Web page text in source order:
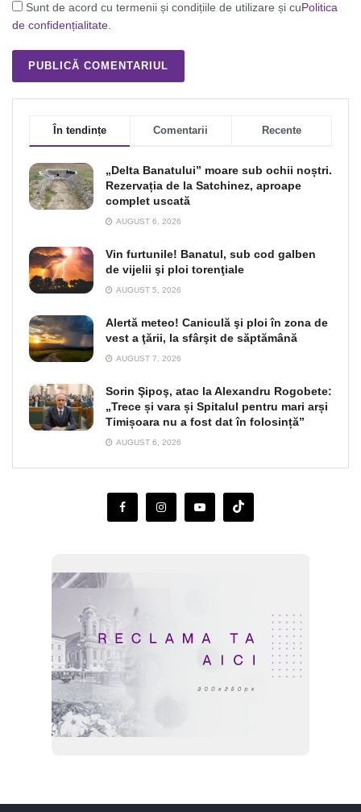
Sunt de acord cu termenii și condițiile de utilizare și cuPolitica
de confidențialitate.
În tendințe Comentarii Recente
„Delta Banatului” moare sub ochii noștri.
Rezervația de la Satchinez, aproape
complet uscată
AUGUST 6, 2026
Vin furtunile! Banatul, sub cod galben
de vijelii şi ploi torenţiale
AUGUST 5, 2026
Alertă meteo! Caniculă şi ploi în zona de
vest a ţării, la sfârşit de săptămână
AUGUST 7, 2026
Sorin Şipoş, atac la Alexandru Rogobete:
„Trece și vara și Spitalul pentru mari arși
Timișoara nu a fost dat în folosință”
AUGUST 6, 2026